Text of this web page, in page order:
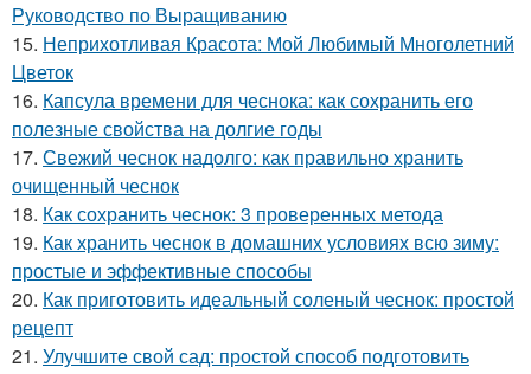
Руководство по Выращиванию
15. Неприхотливая Красота: Мой Любимый Многолетний
Цветок
16. Капсула времени для чеснока: как сохранить его
полезные свойства на долгие годы
17. Свежий чеснок надолго: как правильно хранить
очищенный чеснок
18. Как сохранить чеснок: 3 проверенных метода
19. Как хранить чеснок в домашних условиях всю зиму:
простые и эффективные способы
20. Как приготовить идеальный соленый чеснок: простой
рецепт
21. Улучшите свой сад: простой способ подготовить